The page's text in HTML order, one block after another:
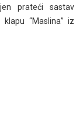
prateći sastav
“Maslina” iz